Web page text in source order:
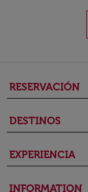
RESERVACIÓN
DESTINOS
EXPERIENCIA
INFORMATION